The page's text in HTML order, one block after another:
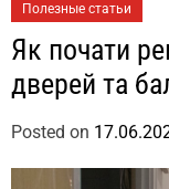
Полезные статьи
Як почати
дверей та
Posted on